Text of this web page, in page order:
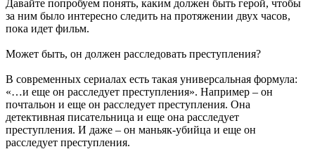
Давайте попробуем понять, каким должен быть герой, чтобы
за ним было интересно следить на протяжении двух часов,
пока идет фильм.
Может быть, он должен расследовать преступления?
В современных сериалах есть такая универсальная формула:
«…и еще он расследует преступления». Например – он
почтальон и еще он расследует преступления. Она
детективная писательница и еще она расследует
преступления. И даже – он маньяк-убийца и еще он
расследует преступления.